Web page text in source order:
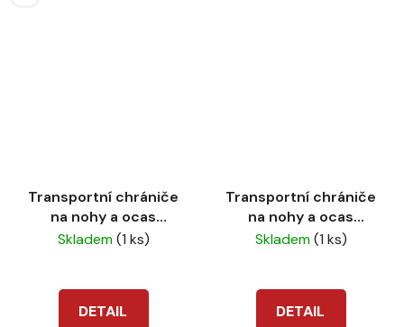
Transportní chrániče
na nohy a ocas
EQUESTRO black
Skladem(1 ks)
DETAIL
Transportní chrániče
na nohy a ocas
EQUESTRO navy
Skladem(1 ks)
DETAIL